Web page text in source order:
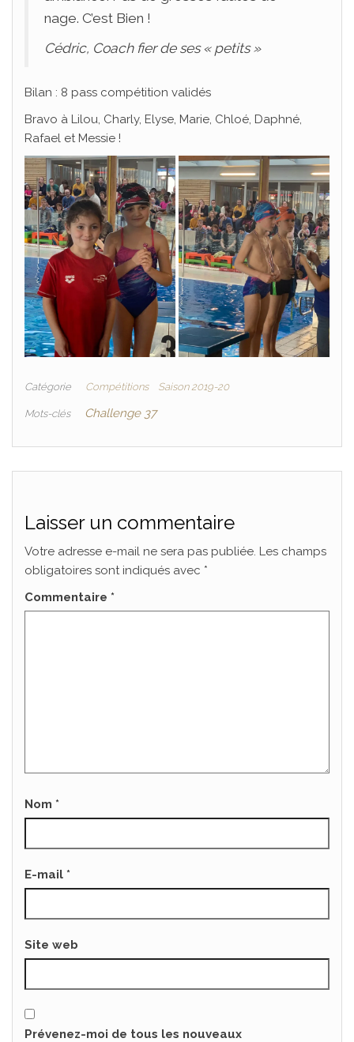
nage. C’est Bien !
Cédric, Coach fier de ses « petits »
Bilan : 8 pass compétition validés
Bravo à Lilou, Charly, Elyse, Marie, Chloé, Daphné,
Rafael et Messie !
Catégorie Compétitions Saison 2019-20
Mots-clés Challenge 37
Laisser un commentaire
Votre adresse e-mail ne sera pas publiée. Les champs
obligatoires sont indiqués avec *
Commentaire *
Nom *
E-mail *
Site web
Prévenez-moi de tous les nouveaux